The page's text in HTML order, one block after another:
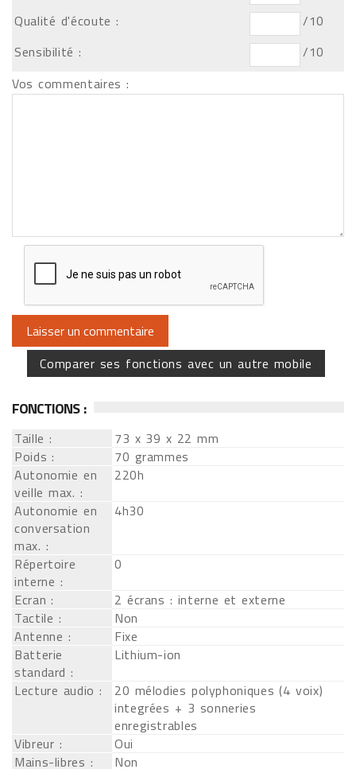
Qualité d'écoute :
/10
Sensibilité :
/10
Vos commentaires :
Comparer ses fonctions avec un autre mobile
FONCTIONS :
Taille :
73 x 39 x 22 mm
Poids :
70 grammes
Autonomie en
veille max. :
220h
Autonomie en
conversation
max. :
4h30
Répertoire
interne :
0
Ecran :
2 écrans : interne et externe
Tactile :
Non
Antenne :
Fixe
Batterie
standard :
Lithium-ion
Lecture audio :
20 mélodies polyphoniques (4 voix)
integrées + 3 sonneries
enregistrables
Vibreur :
Oui
Mains-libres :
Non